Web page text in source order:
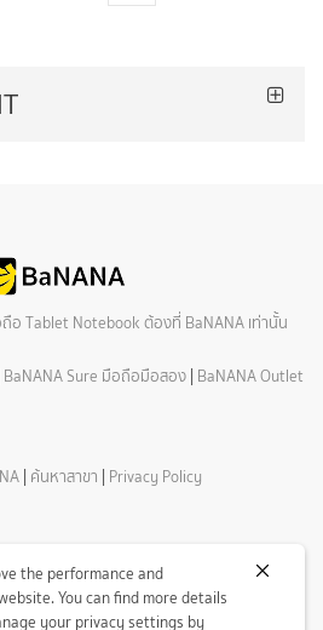
Tablet Notebook ต้องที่ BaNANA เท่านั้น
BaNANA Sure มือถือมือสอง BaNANA Outlet
| ค้นหาสาขา Privacy Policy
the performance and
You can find more details
your privacy settings by